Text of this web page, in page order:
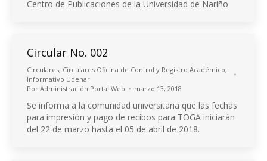
Centro de Publicaciones de la Universidad de Nariño
Circular No. 002
Circulares, Circulares Oficina de Control y Registro Académico,
Informativo Udenar
Por Administración Portal Web marzo 13, 2018
Se informa a la comunidad universitaria que las fechas
para impresión y pago de recibos para TOGA iniciarán
del 22 de marzo hasta el 05 de abril de 2018.